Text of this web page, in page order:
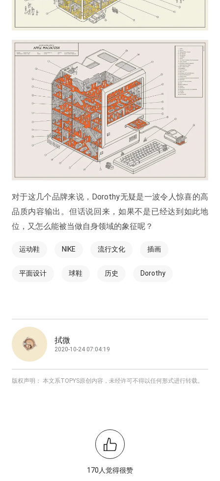
对于这几个品牌来说，Dorothy无疑是一波令人惊喜的高
品质内容输出。但话说回来，如果不是已经达到如此地
位，又怎么能被当做自身领域的象征呢？
运动鞋 NIKE 流行文化 插画
平面设计 球鞋 历史 Dorothy
拭微
2020-10-24 07:04:19
版权声明： 本文系TOPYS原创内容，未经许可不得以任何形式进行转载。
170人觉得很赞